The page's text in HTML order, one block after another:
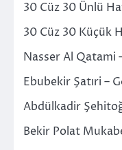
30 Cüz 30 Ünlü
30 Cüz 30 Küçük
Nasser Al Qatami
Ebubekir Şatıri –
Abdülkadir
Bekir Polat